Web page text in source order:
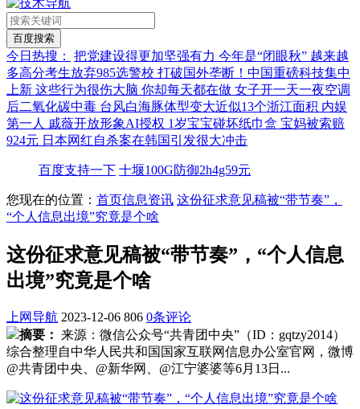
今日热搜： 把党建设得更加坚强有力 今年是“闭眼秋” 越来越
多高分考生放弃985选警校 打破国外垄断！中国重磅科技集中
上新 这些行为很伤大脑 你却每天都在做 女子开一天一夜空调
后二氧化碳中毒 台风白海豚体型变大近似13个浙江面积 内娱
第一人 戚薇开放形象AI授权 1岁宝宝碰坏纸巾盒 宝妈被索赔
924元 日本网红自杀案在韩国引发很大冲击
百度支持一下 十堰100G防御2h4g59元
您现在的位置： 首页信息资讯 这份征求意见稿被“带节奏”，
“个人信息出境”究竟是个啥
这份征求意见稿被“带节奏”，“个人信息
出境”究竟是个啥
上网导航 2023-12-06 806 0条评论
摘要： 来源：微信公众号“共青团中央”（ID：gqtzy2014）
综合整理自中华人民共和国国家互联网信息办公室官网，微博
@共青团中央、@新华网、@江宁婆婆等6月13日...